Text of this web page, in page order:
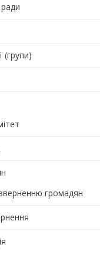
(групи)
громадян